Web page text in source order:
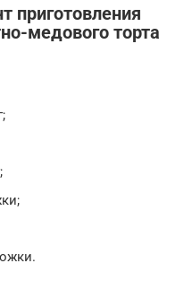
приготовления
медового торта